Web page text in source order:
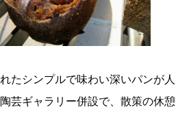
たシンプルで味わい深いパンが人
芸ギャラリー併設で、散策の休憩